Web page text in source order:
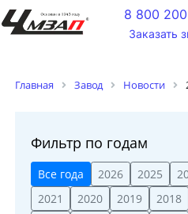
8 800
Заказать
Главная Завод Новости
Фильтр по годам
Все года 2026 2025
2021
2020 2019 2018